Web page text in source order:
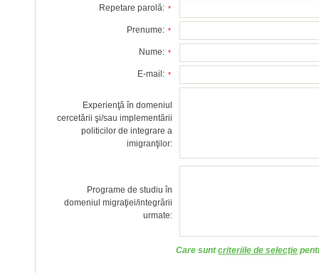
Repetare parolă: *
Prenume: *
Nume: *
E-mail: *
imigranţilor:
urmate:
Care suntcriteriile de selecţie